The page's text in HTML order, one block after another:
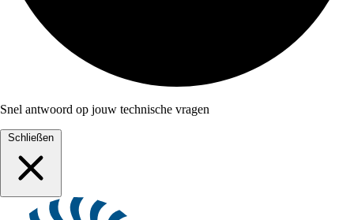
Snel antwoord op jouw technische vragen
Schließen